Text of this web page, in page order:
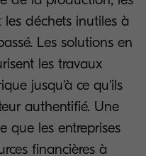
les déchets inutiles à
Les solutions en
les travaux
jusqu'à ce qu'ils
authentifié. Une
que les entreprises
financières à